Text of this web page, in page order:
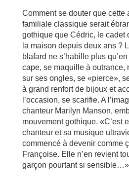
Comment se douter que cette
familiale classique serait
gothique que Cédric, le cadet
la maison depuis deux ans ?
blafard ne s’habille plus
cape, se maquille à outrance,
sur ses ongles, se «pierce»,
à grand renfort de bijoux et
l’occasion, se scarifie. A
chanteur Marilyn Manson,
mouvement gothique. «C’est
chanteur et sa musique
commencé à devenir comme
Françoise. Elle n’en revient
garçon pourtant si sensible…»